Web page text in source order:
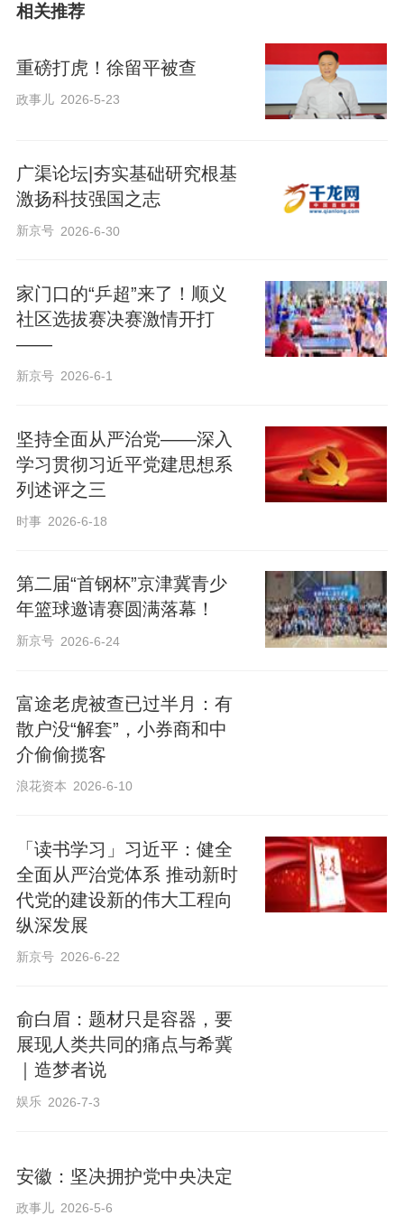
相关推荐
重磅打虎！徐留平被查
政事儿 2026-5-23
广渠论坛|夯实基础研究根基
激扬科技强国之志
新京号 2026-6-30
家门口的“乒超”来了！顺义
社区选拔赛决赛激情开打
——
新京号 2026-6-1
坚持全面从严治党——深入
学习贯彻习近平党建思想系
列述评之三
时事 2026-6-18
第二届“首钢杯”京津冀青少
年篮球邀请赛圆满落幕！
新京号 2026-6-24
富途老虎被查已过半月：有
散户没“解套”，小券商和中
介偷偷揽客
浪花资本 2026-6-10
「读书学习」习近平：健全
全面从严治党体系 推动新时
代党的建设新的伟大工程向
纵深发展
新京号 2026-6-22
俞白眉：题材只是容器，要
展现人类共同的痛点与希冀
｜造梦者说
娱乐 2026-7-3
安徽：坚决拥护党中央决定
政事儿 2026-5-6